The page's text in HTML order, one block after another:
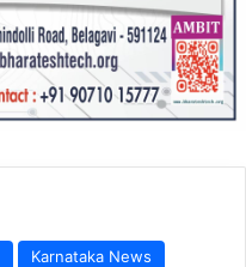
Karnataka News